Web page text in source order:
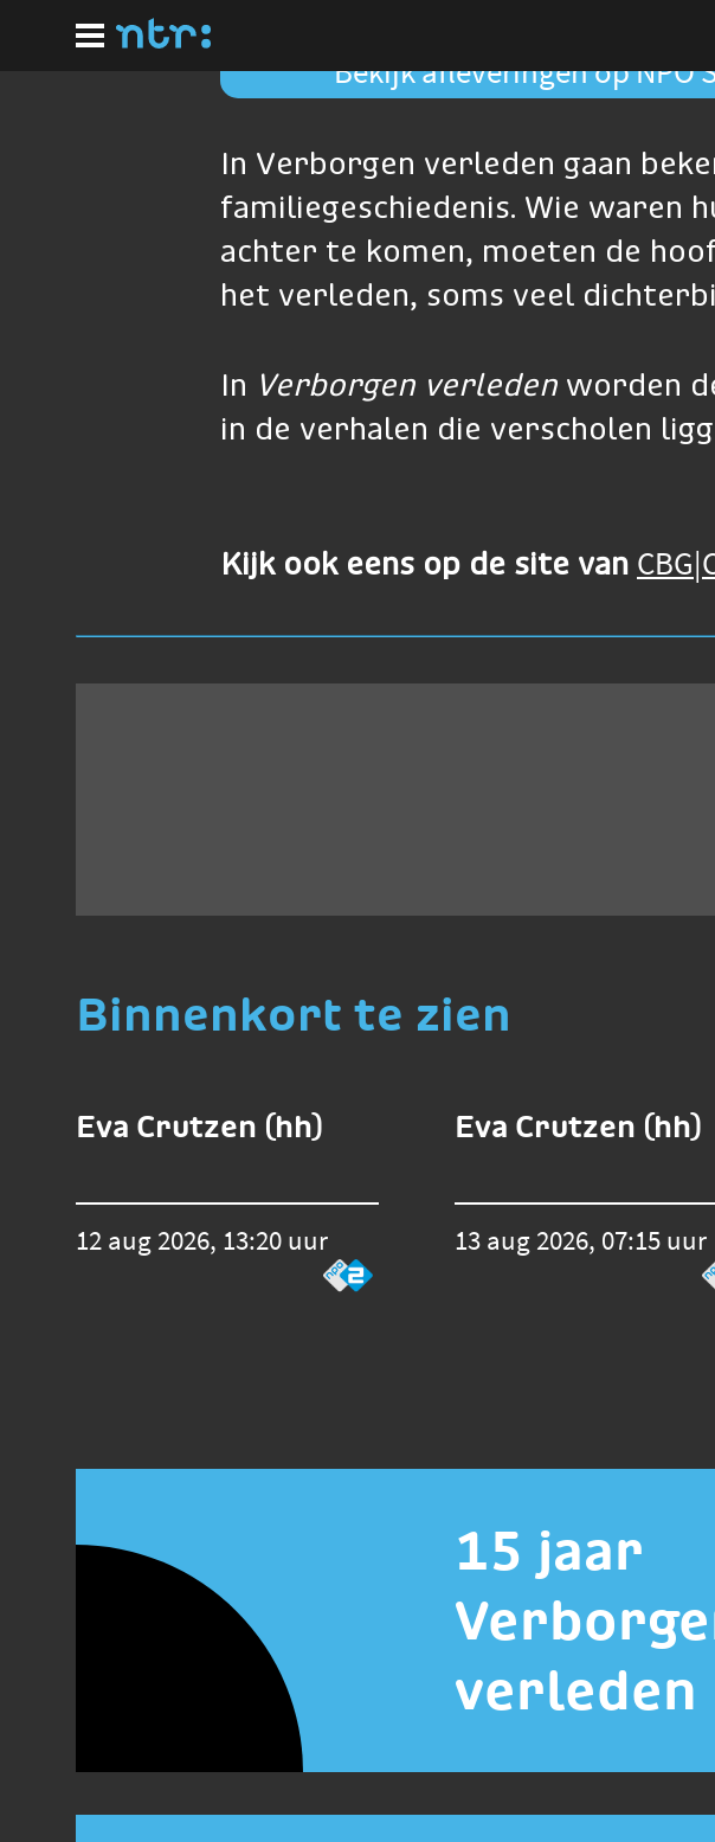
hoofdinhoud
Bekijk afleveringen op NPO
In Verborgen verleden gaan
familiegeschiedenis. Wie waren
achter te komen, moeten de
het verleden, soms veel
In Verborgen verleden worden
in de verhalen die verscholen
Kijk ook eens op de site van
Binnenkort te zien
Eva Crutzen (hh)
12 aug 2026, 13:20 uur
Eva Crutzen (hh)
13 aug 2026, 07:15 uur
15 jaar
verleden